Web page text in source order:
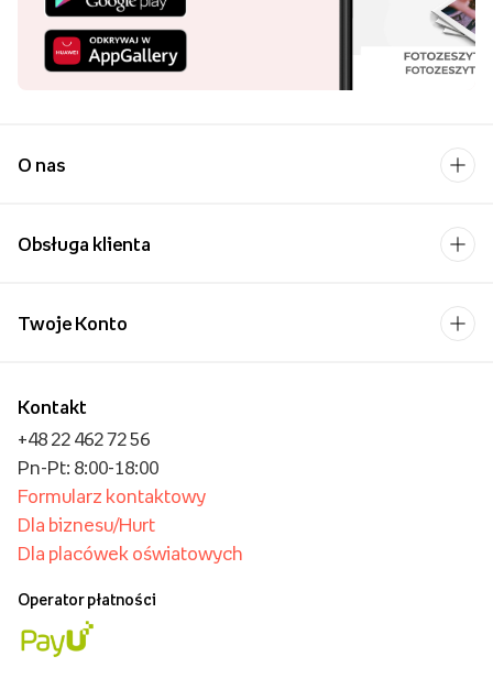
O nas
Obsługa klienta
Kontakt
+48 22 462 72 56
Pn-Pt: 8:00-18:00
Formularz kontaktowy
Dla biznesu/Hurt
Dla placówek oświatowych
Operator płatności
Twoje Konto